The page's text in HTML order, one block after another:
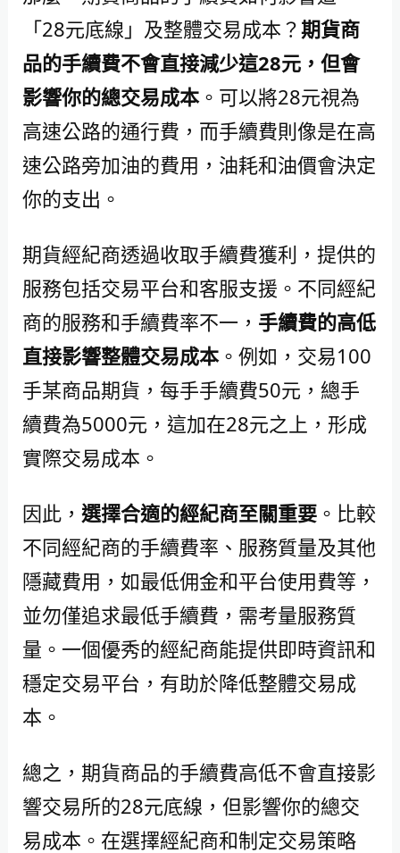
「28元底線」及整體交易成本？期貨商
品的手續費不會直接減少這28元，但會
影響你的總交易成本。可以將28元視為
高速公路的通行費，而手續費則像是在高
速公路旁加油的費用，油耗和油價會決定
你的支出。
期貨經紀商透過收取手續費獲利，提供的
服務包括交易平台和客服支援。不同經紀
商的服務和手續費率不一， 手續費的高低
直接影響整體交易成本。例如，交易100
手某商品期貨，每手手續費50元，總手
續費為5000元，這加在28元之上，形成
實際交易成本。
因此， 選擇合適的經紀商至關重要。比較
不同經紀商的手續費率、服務質量及其他
隱藏費用，如最低佣金和平台使用費等，
並勿僅追求最低手續費，需考量服務質
量。一個優秀的經紀商能提供即時資訊和
穩定交易平台，有助於降低整體交易成
本。
總之，期貨商品的手續費高低不會直接影
響交易所的28元底線，但影響你的總交
易成本。在選擇經紀商和制定交易策略